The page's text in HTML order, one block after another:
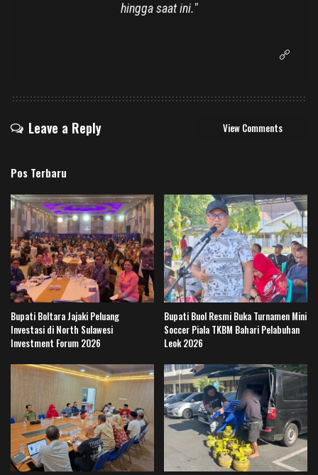
hingga saat ini."
Leave a Reply View Comments
Pos Terbaru
Bupati Boltara Jajaki Peluang
Investasi di North Sulawesi
Investment Forum 2026
Bupati Buol Resmi Buka Turnamen Mini
Soccer Piala TKBM Bahari Pelabuhan
Leok 2026